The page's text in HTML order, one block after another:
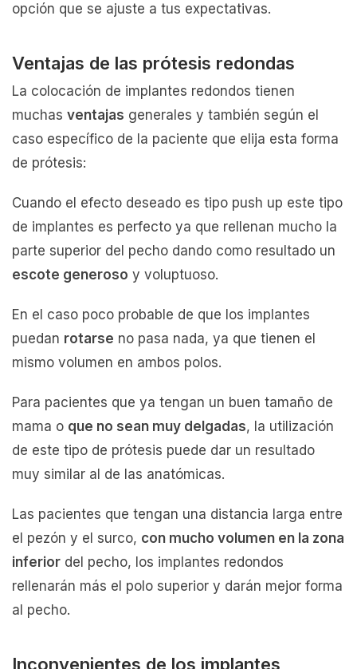
opción que se ajuste a tus expectativas.
Ventajas de las prótesis redondas
La colocación de implantes redondos tienen
muchas ventajas generales y también según el
caso específico de la paciente que elija esta forma
de prótesis:
Cuando el efecto deseado es tipo push up este tipo
de implantes es perfecto ya que rellenan mucho la
parte superior del pecho dando como resultado un
escote generoso y voluptuoso.
En el caso poco probable de que los implantes
puedan rotarse no pasa nada, ya que tienen el
mismo volumen en ambos polos.
Para pacientes que ya tengan un buen tamaño de
mama o que no sean muy delgadas, la utilización
de este tipo de prótesis puede dar un resultado
muy similar al de las anatómicas.
Las pacientes que tengan una distancia larga entre
el pezón y el surco, con mucho volumen en la zona
inferior del pecho, los implantes redondos
rellenarán más el polo superior y darán mejor forma
al pecho.
Inconvenientes de los implantes